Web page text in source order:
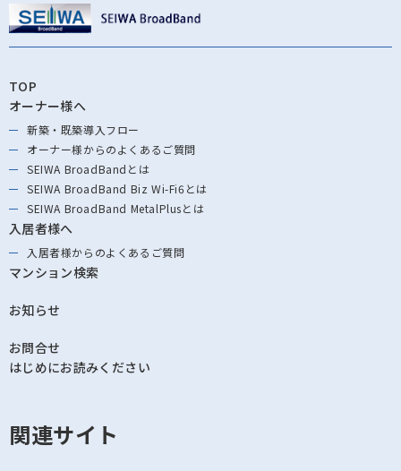
TOP
オーナー様へ
新築・既築導⼊フロー
オーナー様からのよくあるご質問
SEIWA BroadBandとは
SEIWA BroadBand Biz Wi-Fi6とは
SEIWA BroadBand MetalPlusとは
入居者様へ
入居者様からのよくあるご質問
マンション検索
お知らせ
お問合せ
はじめにお読みください
関連サイト